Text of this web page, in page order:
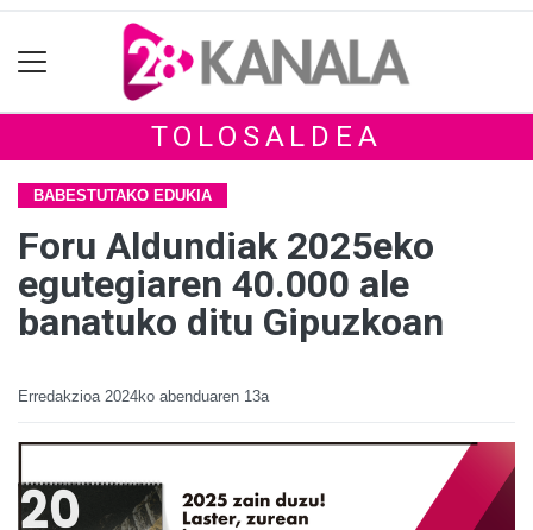
TOLOSALDEA
BABESTUTAKO EDUKIA
Foru Aldundiak 2025eko
egutegiaren 40.000 ale
banatuko ditu Gipuzkoan
Erredakzioa 2024ko abenduaren 13a